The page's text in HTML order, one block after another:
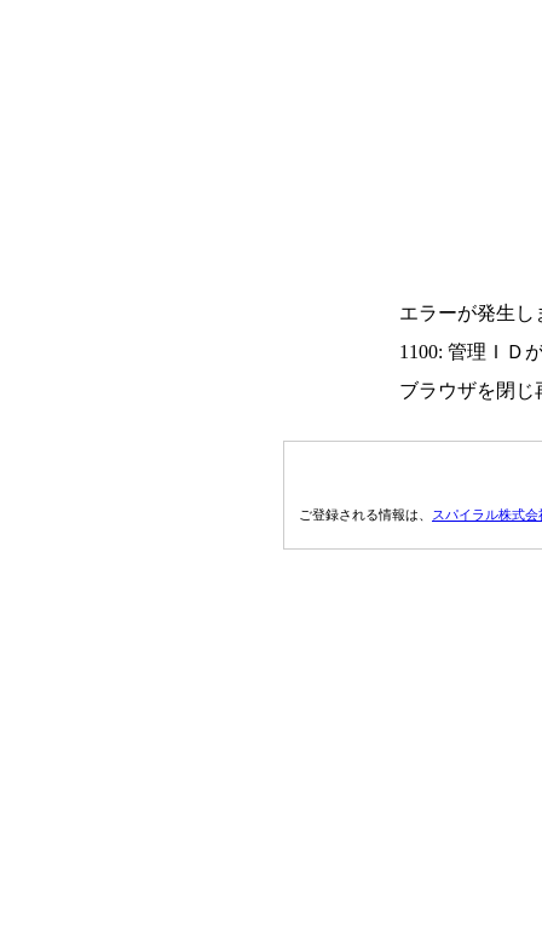
エラーが発生し
1100: 管理ＩＤ
ブラウザを閉じ
ご登録される情報は、 スパイラル株式会